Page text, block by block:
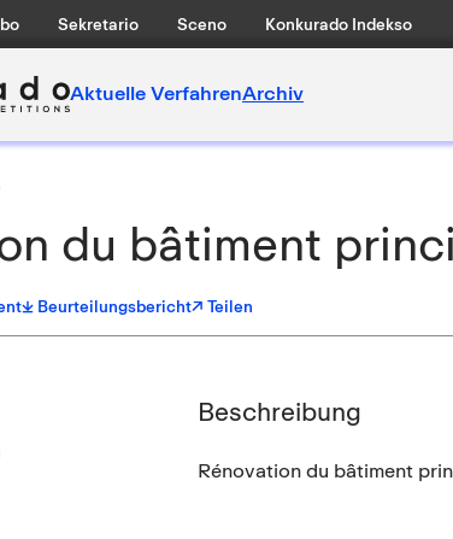
Sekretario Sceno Konkurado Indekso
Aktuelle VerfahrenArchiv
du bâtiment
Beurteilungsbericht↗ Teilen
Beschreibung
Rénovation du bâtiment